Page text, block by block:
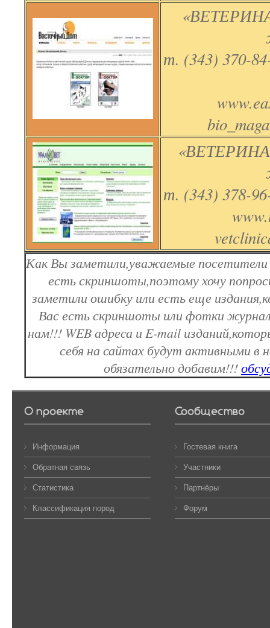
т. (343) 370-
т. (343) 378-
Как Вы заметили,уважаемые посетители
есть скриншоты,поэтому хочу
заметили ошибку или есть еще
Вас есть скриншоты или фотки
нам!!! WEB адреса и E-mail
себя на сайтах будут активными в
обязательно добавим!!!
О проекте
Информация
Обратная связь
Статистика
Классификация пород
Сообщество
Гостевая книга
Участники
Партнёры
Форум